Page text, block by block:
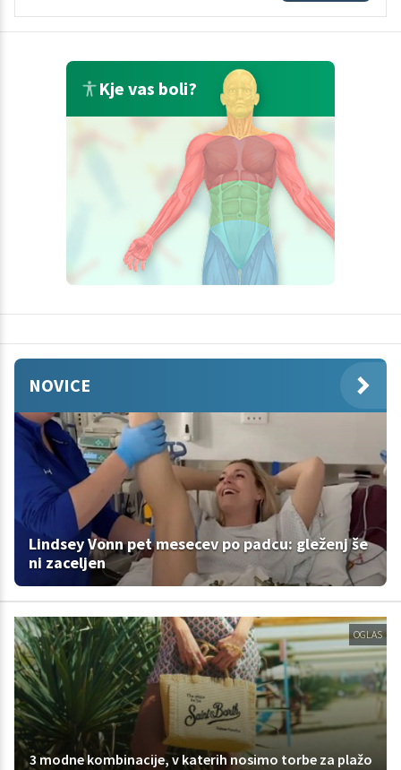
Kje vas boli?
NOVICE
Lindsey Vonn pet mesecev po padcu: gleženj še
ni zaceljen
OGLAS
3 modne kombinacije, v katerih nosimo torbe za plažo